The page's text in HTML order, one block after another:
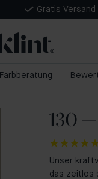
Gratis
Farbberatung
130
Unser
das zeitlos